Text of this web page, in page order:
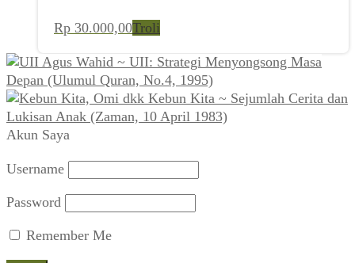
Rp 30.000,00Troli
Agus Wahid ~ UII: Strategi Menyongsong Masa
Depan (Ulumul Quran, No.4, 1995)
Kebun Kita ~ Sejumlah Cerita dan
Lukisan Anak (Zaman, 10 April 1983)
Akun Saya
Username
Password
Remember Me